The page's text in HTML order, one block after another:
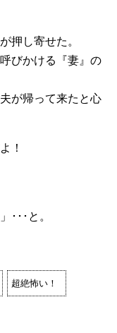
押し寄せた。
びかける『妻』の
が帰って来たと心
！
･･･と。
超絶怖い！